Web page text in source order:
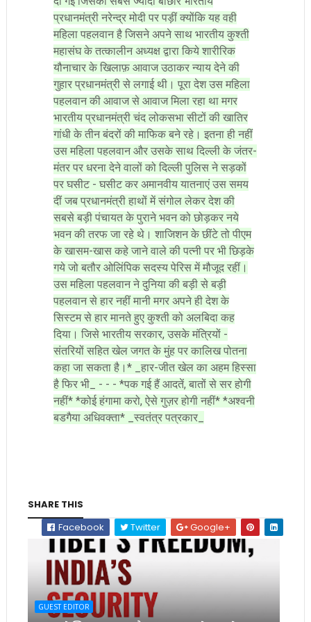
प्रधानमंत्री नरेन्द्र मोदी पर पड़ीं क्योंकि यह वही
महिला पहलवान है जिसने अपने साथ भारतीय कुश्ती
महासंघ के तत्कालीन अध्यक्ष द्वारा किये शारीरिक
यौनाचार के खिलाफ़ आवाज उठाकर न्याय देने की
गुहार प्रधानमंत्री से लगाई थी। पूरा देश उस महिला
पहलवान की आवाज से आवाज मिला रहा था मगर
भारतीय प्रधानमंत्री चंद लोकसभा सीटों की खातिर
गांधी के तीन बंदरों की माफिक बने रहे। इतना ही नहीं
उस महिला पहलवान और उसके साथ दिल्ली के जंतर-
मंतर पर धरना देने वालों को दिल्ली पुलिस ने सड़कों
पर घसीट - घसीट कर अमानवीय यातनाएं उस समय
दीं जब प्रधानमंत्री हाथों में संगोल लेकर देश की
सबसे बड़ी पंचायत के पुराने भवन को छोड़कर नये
भवन की तरफ जा रहे थे। शाजिशन के छींटे तो पीएम
के खासम-खास कहे जाने वाले की पत्नी पर भी छिड़के
गये जो बतौर ओलिंपिक सदस्य पेरिस में मौजूद रहीं।
उस महिला पहलवान ने दुनिया की बड़ी से बड़ी
पहलवान से हार नहीं मानी मगर अपने ही देश के
सिस्टम से हार मानते हुए कुश्ती को अलबिदा कह
दिया। जिसे भारतीय सरकार, उसके मंत्रियों -
संतरियों सहित खेल जगत के मुंह पर कालिख पोतना
कहा जा सकता है।* _हार-जीत खेल का अहम हिस्सा
है फिर भी_ - - - *पक गई हैं आदतें, बातों से सर होगी
नहीं* *कोई हंगामा करो, ऐसे गुज़र होगी नहीं* *अश्वनी
बडगैया अधिवक्ता* _स्वतंत्र पत्रकार_
SHARE THIS
Facebook
Twitter Google+
GUEST EDITOR